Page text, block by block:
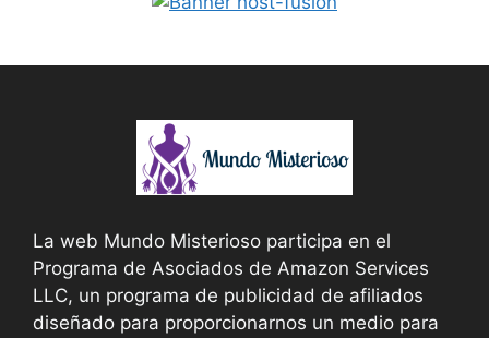
La web Mundo Misterioso participa en el
Programa de Asociados de Amazon Services
LLC, un programa de publicidad de afiliados
diseñado para proporcionarnos un medio para